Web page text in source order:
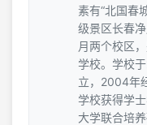
素有“北国春
级景区长春
月两个校区
学校。学校
立，2004年
学校获得学
大学联合培